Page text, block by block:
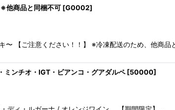
絞り込む
他商品と同梱不可 [G0002]
〜 【ご注意ください！！】 ※冷凍配送のため、他商
ミンチオ・IGT・ビアンコ・グアダルペ [50000]